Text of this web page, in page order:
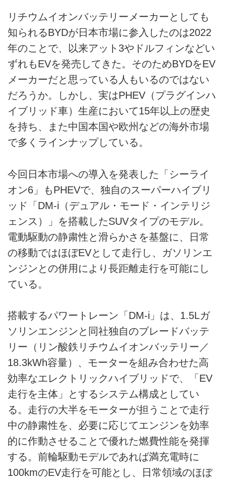
お問い合せ
広告掲載について
リチウムイオンバッテリーメーカーとしても
知られるBYDが日本市場に参入したのは2022
年のことで、以来アット3やドルフィンなどい
ずれもEVを発売してきた。そのためBYDをEV
メーカーだと思っている人もいるのではない
だろうか。しかし、実はPHEV（プラグインハ
イブリッド車）生産において15年以上の歴史
を持ち、また中国本国や欧州などの海外市場
で多くラインナップしている。
今回日本市場への導入を発表した「シーライ
オン6」もPHEVで、独自のスーパーハイブリ
ッド「DM-i（デュアル・モード・インテリジ
ェンス）」を搭載したSUVタイプのモデル。
電動駆動の静粛性と滑らかさを基盤に、日常
の移動ではほぼEVとして走行し、ガソリンエ
ンジンとの併用により長距離走行を可能にし
ている。
搭載するパワートレーン「DM-i」は、1.5Lガ
ソリンエンジンと同社独自のブレードバッテ
リー（リン酸鉄リチウムイオンバッテリー／
18.3kWh容量）、モーターを組み合わせた高
効率なエレクトリックハイブリッドで、「EV
走行を主体」とするシステム構成としてい
る。走行の大半をモーターが担うことで走行
中の静粛性を、必要に応じてエンジンを効率
的に作動させることで優れた燃費性能を発揮
する。前輪駆動モデルであれば満充電時に
100kmのEV走行を可能とし、日常領域のほぼ